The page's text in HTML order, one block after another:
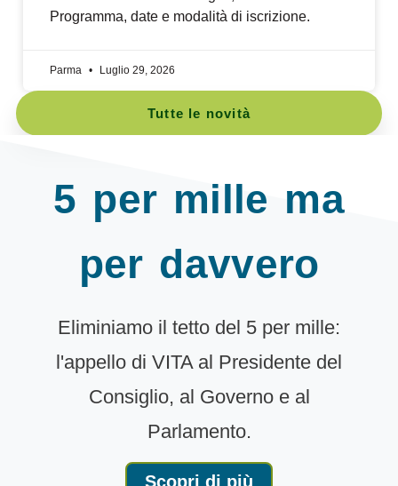
Programma, date e modalità di iscrizione.
Parma Luglio 29, 2026
Tutte le novità
5 per mille ma
per davvero
Eliminiamo il tetto del 5 per mille:
l'appello di VITA al Presidente del
Consiglio, al Governo e al
Parlamento.
Scopri di più